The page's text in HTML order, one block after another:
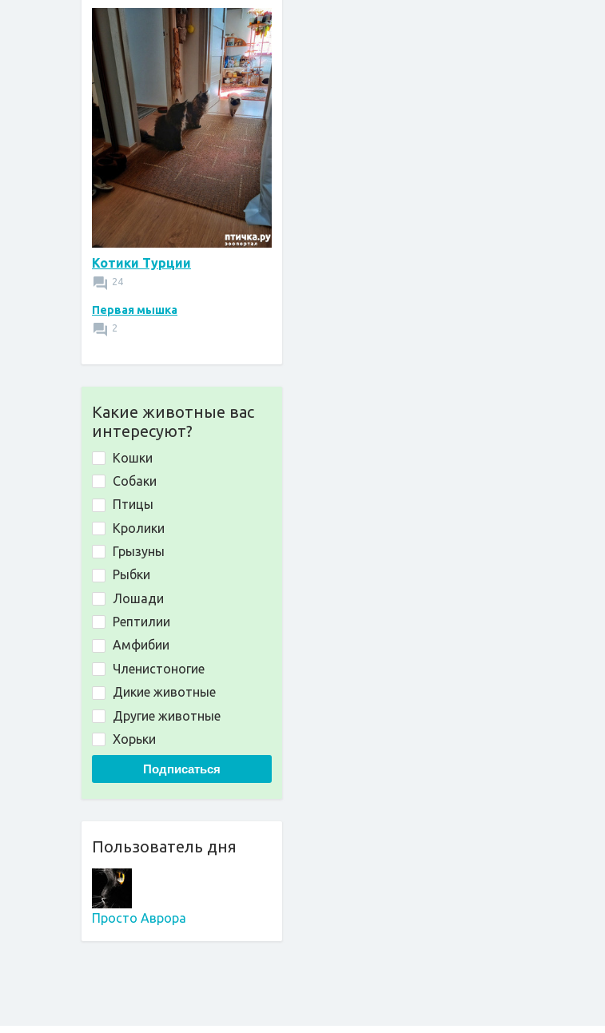
Котики Турции
24
Первая мышка
2
Какие животные вас
интересуют?
Кошки
Собаки
Птицы
Кролики
Грызуны
Рыбки
Лошади
Рептилии
Амфибии
Членистоногие
Дикие животные
Другие животные
Хорьки
Подписаться
Пользователь дня
Просто Аврора